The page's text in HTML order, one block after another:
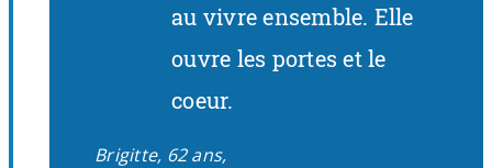
au vivre ensemble. Elle
ouvre les portes et le
coeur.
Brigitte, 62 ans,